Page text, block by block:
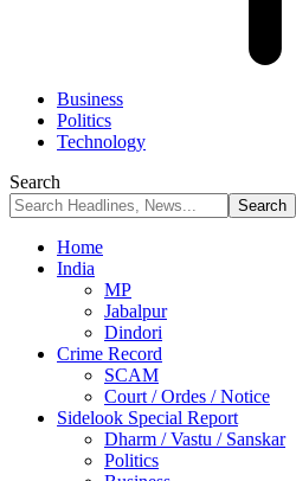
Business
Politics
Technology
Search
Home
India
MP
Jabalpur
Dindori
Crime Record
SCAM
Court / Ordes / Notice
Sidelook Special Report
Dharm / Vastu / Sanskar
Politics